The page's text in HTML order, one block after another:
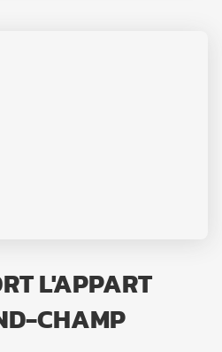
L'APPART
CHAMP